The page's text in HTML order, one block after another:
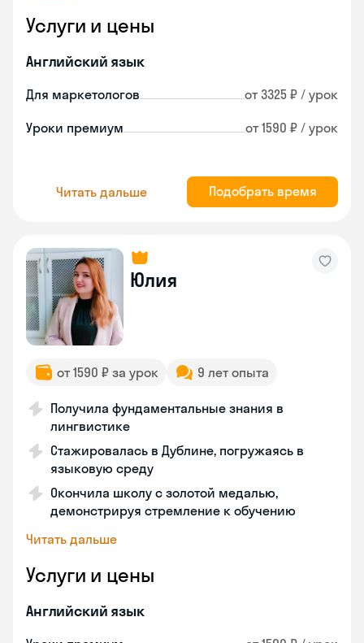
Услуги и цены
Английский язык
Для маркетологов от 3325 ₽ / урок
Уроки премиум от 1590 ₽ / урок
Читать дальше Подобрать время
Юлия
от 1590 ₽ за урок 9 лет опыта
Получила фундаментальные знания в
лингвистике
Стажировалась в Дублине, погружаясь в
языковую среду
Окончила школу с золотой медалью,
демонстрируя стремление к обучению
Читать дальше
Услуги и цены
Английский язык